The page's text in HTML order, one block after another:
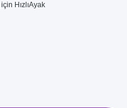
için HızlıAyak